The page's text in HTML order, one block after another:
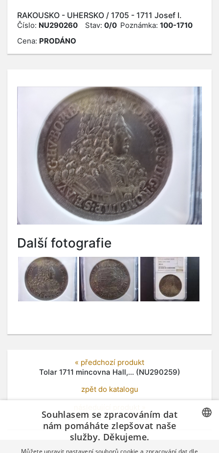
RAKOUSKO - UHERSKO / 1705 - 1711 Josef I.
Číslo: NU290260 Stav: 0/0 Poznámka: 100-1710
Cena: PRODÁNO
Další fotografie
« předchozí produkt
Tolar 1711 mincovna Hall,... (NU290259)
zpět do katalogu
1/4 Tolar 1625, Vídeň (NU290261)
Souhlasem se zpracováním dat
nám pomáháte zlepšovat naše
služby. Děkujeme.
Můžete upravit nastavení souborů cookie a zpracování dat dle